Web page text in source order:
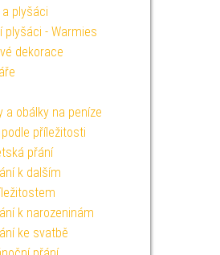
plyšáci
plyšáci - Warmies
dekorace
a obálky na peníze
příležitosti
přání
k dalším
k narozeninám
ke svatbě